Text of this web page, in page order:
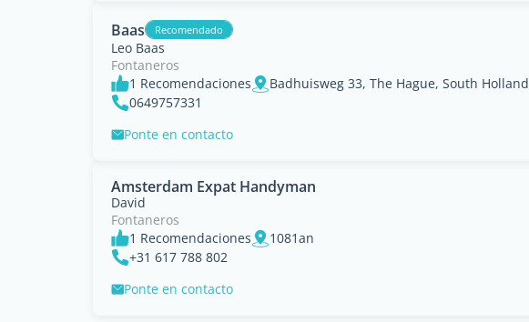
Baas Recomendado
Leo Baas
Fontaneros
1 Recomendaciones
Badhuisweg 33, The Hague, South Holland
0649757331
Ponte en contacto
Amsterdam Expat Handyman
David
Fontaneros
1 Recomendaciones
1081an
+31 617 788 802
Ponte en contacto